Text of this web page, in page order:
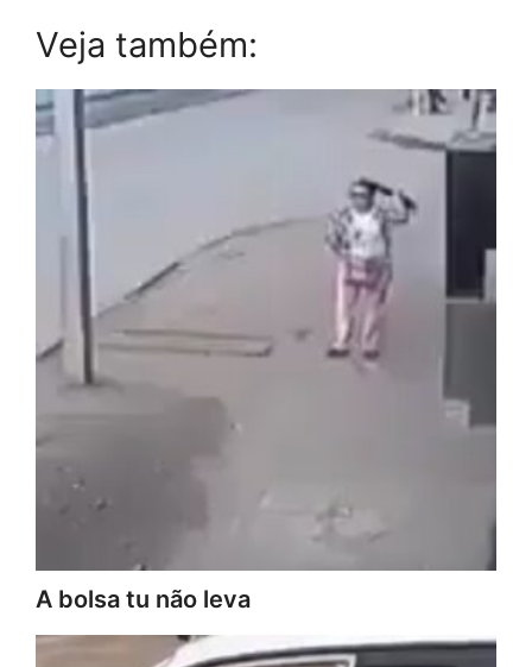
Veja também:
A bolsa tu não leva